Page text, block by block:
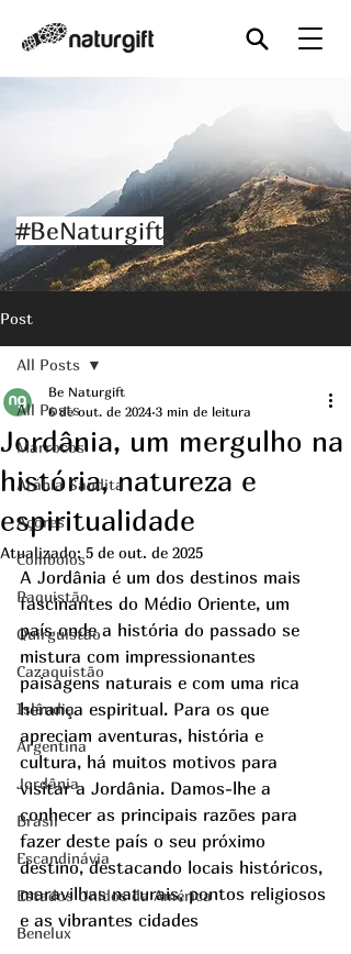
#BeNaturgift
Post
All Posts
Marrocos
Arábia Saudita
Açores
Comboios
Paquistão
Quirguistão
Cazaquistão
Islândia
Argentina
Jordânia
Brasil
Escandinávia
Estados Unidos da América
Benelux
All Posts
Jordânia, um mergulho na
história, natureza e
espiritualidade
Be Naturgift
6 de out. de 2024 3 min de leitura
Atualizado: 5 de out. de 2025
A Jordânia é um dos destinos mais
fascinantes do Médio Oriente, um
país onde a história do passado se
mistura com impressionantes
paisagens naturais e com uma rica
herança espiritual. Para os que
apreciam aventuras, história e
cultura, há muitos motivos para
visitar a Jordânia. Damos-lhe a
conhecer as principais razões para
fazer deste país o seu próximo
destino, destacando locais históricos,
maravilhas naturais, pontos religiosos
e as vibrantes cidades